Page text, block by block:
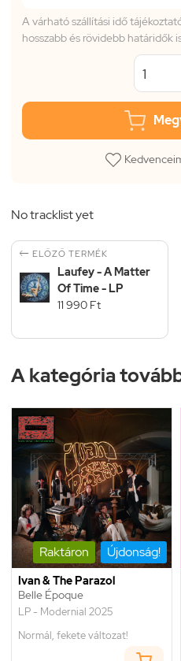
A várható szállítási idő
hosszabb és rövidebb határidők
No tracklist yet
 ELŐZŐ TERMÉK
Laufey - A Matter
Of Time - LP
11 990 Ft
A kategória
Raktáron Újdonság!
Ivan & The Parazol
Belle Époque
LP - Modernial 2025
Normál, fekete változat!